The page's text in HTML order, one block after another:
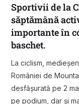
Sportivii de la
săptămână
importante în
baschet.
La ciclism,
României de
desfășurată pe 2
pe podium, dar și